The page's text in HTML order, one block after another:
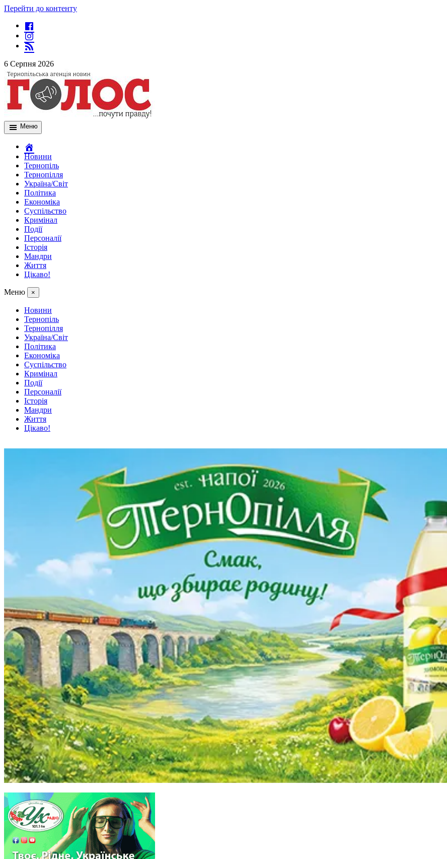
Перейти до контенту
6 Серпня 2026
Меню
Новини
Тернопіль
Тернопілля
Україна/Світ
Політика
Економіка
Суспільство
Кримінал
Події
Персоналії
Історія
Мандри
Життя
Цікаво!
Меню ×
Новини
Тернопіль
Тернопілля
Україна/Світ
Політика
Економіка
Суспільство
Кримінал
Події
Персоналії
Історія
Мандри
Життя
Цікаво!